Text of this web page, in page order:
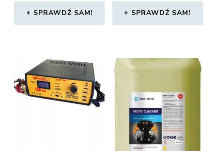
SPRAWDŹ SAM! SPRAWDŹ SAM!